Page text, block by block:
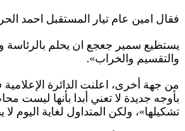
فقال امين عام تيار المستقبل احمد
يستطيع سمير جعجع ان يحلم بالرئاسة
والتقسيم والخراب».
من جهة أخرى، اعلنت الدائرة
بأوجه جديدة لا تعني أبدا بأنها ليست
تشكيلها»، ولكن المتداول لغاية اليوم لا